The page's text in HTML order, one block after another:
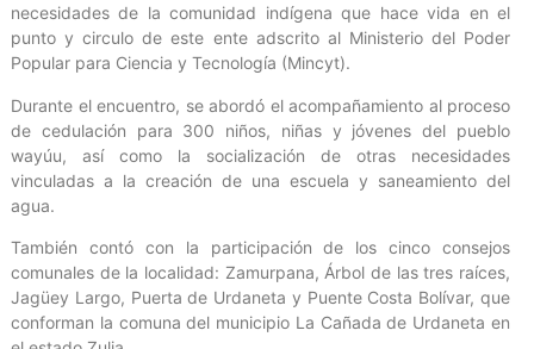
necesidades de la comunidad indígena que hace vida en el
punto y circulo de este ente adscrito al Ministerio del Poder
Popular para Ciencia y Tecnología (Mincyt).
Durante el encuentro, se abordó el acompañamiento al proceso
de cedulación para 300 niños, niñas y jóvenes del pueblo
wayúu, así como la socialización de otras necesidades
vinculadas a la creación de una escuela y saneamiento del
agua.
También contó con la participación de los cinco consejos
comunales de la localidad: Zamurpana, Árbol de las tres raíces,
Jagüey Largo, Puerta de Urdaneta y Puente Costa Bolívar, que
conforman la comuna del municipio La Cañada de Urdaneta en